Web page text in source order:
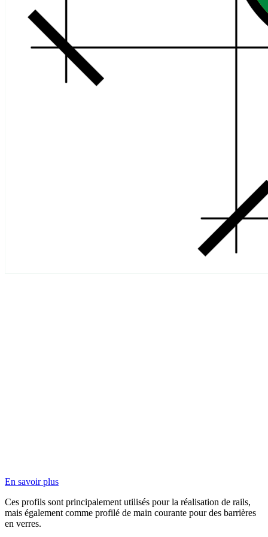
En savoir plus
Ces profils sont principalement utilisés pour la réalisation de rails,
mais également comme profilé de main courante pour des barrières
en verres.